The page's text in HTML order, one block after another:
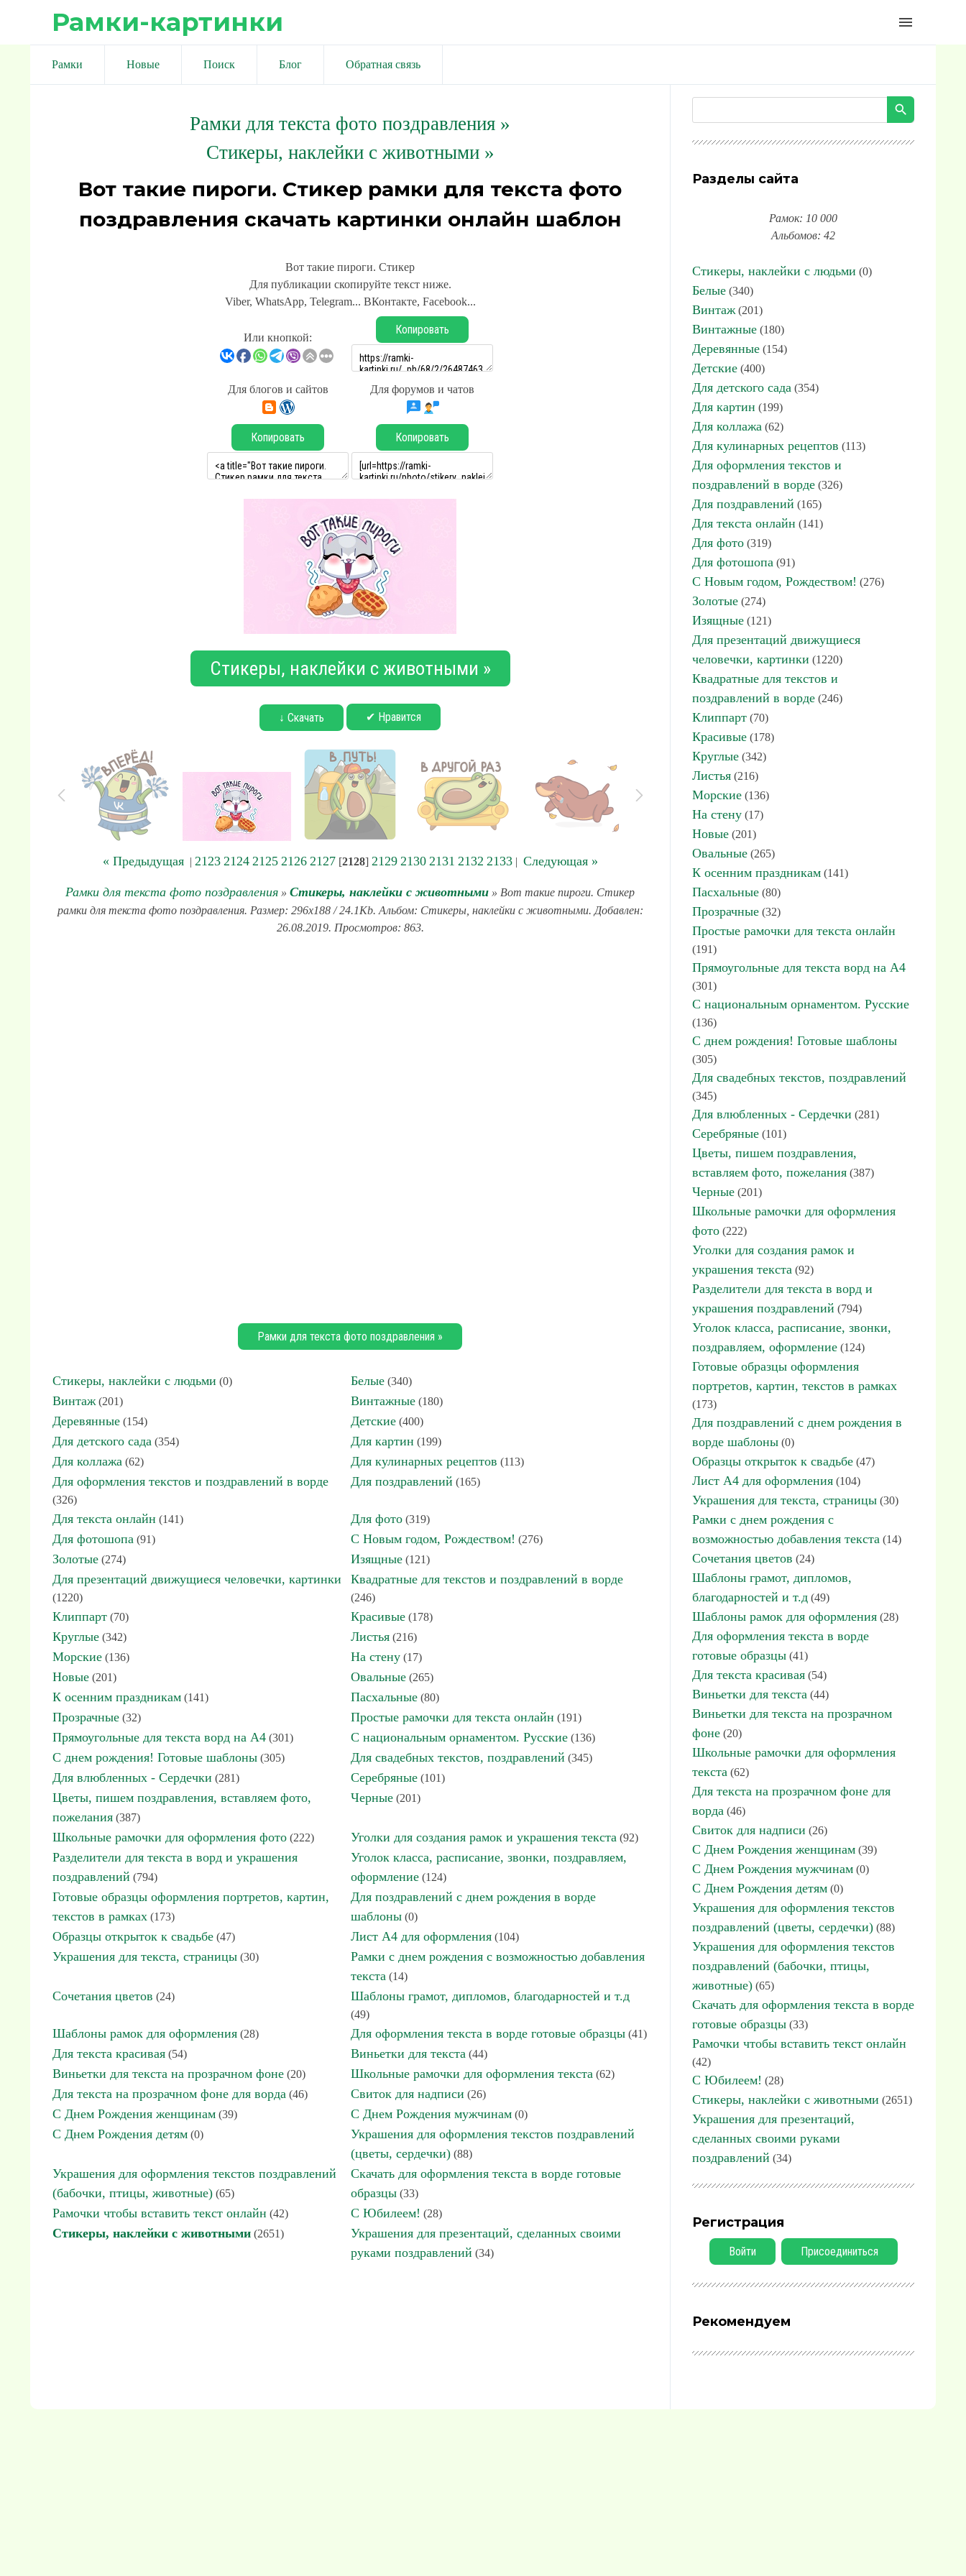
Рамки-картинки menu
Рамки Новые Поиск Блог Обратная связь
Рамки для текста фото поздравления »
Стикеры, наклейки с животными »
Вот такие пироги. Стикер рамки для текста фото
поздравления скачать картинки онлайн шаблон
Вот такие пироги. Стикер
Для публикации скопируйте текст ниже.
Viber, WhatsApp, Telegram... ВКонтакте, Facebook...
Или кнопкой:
Копировать
Для блогов и сайтов Для форумов и чатов
Копировать Копировать
Стикеры, наклейки с животными »
↓ Скачать ✔ Нравится
« Предыдущая| 2123 2124 2125 2126 2127[2128] 2129 2130 2131 2132 2133| Следующая »
Рамки для текста фото поздравления » Стикеры, наклейки с животными » Вот такие пироги. Стикер
рамки для текста фото поздравления. Размер: 296x188 / 24.1Kb. Альбом: Стикеры, наклейки с животными. Добавлен:
26.08.2019. Просмотров: 863.
Рамки для текста фото поздравления »
Стикеры, наклейки с людьми (0) Белые (340)
Винтаж (201) Винтажные (180)
Деревянные (154) Детские (400)
Для детского сада (354) Для картин (199)
Для коллажа (62) Для кулинарных рецептов (113)
Для оформления текстов и поздравлений в ворде
(326)
Для поздравлений (165)
Для текста онлайн (141) Для фото (319)
Для фотошопа (91) С Новым годом, Рождеством! (276)
Золотые (274) Изящные (121)
Для презентаций движущиеся человечки, картинки
(1220)
Квадратные для текстов и поздравлений в ворде
(246)
Клиппарт (70) Красивые (178)
Круглые (342) Листья (216)
Морские (136) На стену (17)
Новые (201) Овальные (265)
К осенним праздникам (141) Пасхальные (80)
Прозрачные (32) Простые рамочки для текста онлайн (191)
Прямоугольные для текста ворд на А4 (301) С национальным орнаментом. Русские (136)
С днем рождения! Готовые шаблоны (305) Для свадебных текстов, поздравлений (345)
Для влюбленных - Сердечки (281) Серебряные (101)
Цветы, пишем поздравления, вставляем фото,
пожелания (387)
Черные (201)
Школьные рамочки для оформления фото (222) Уголки для создания рамок и украшения текста (92)
Разделители для текста в ворд и украшения
поздравлений (794)
Уголок класса, расписание, звонки, поздравляем,
оформление (124)
Готовые образцы оформления портретов, картин,
текстов в рамках (173)
Для поздравлений с днем рождения в ворде
шаблоны (0)
Образцы открыток к свадьбе (47) Лист А4 для оформления (104)
Украшения для текста, страницы (30)
Рамки с днем рождения с возможностью добавления
текста (14)
Сочетания цветов (24) Шаблоны грамот, дипломов, благодарностей и т.д
(49)
Шаблоны рамок для оформления (28) Для оформления текста в ворде готовые образцы (41)
Для текста красивая (54) Виньетки для текста (44)
Виньетки для текста на прозрачном фоне (20) Школьные рамочки для оформления текста (62)
Для текста на прозрачном фоне для ворда (46) Свиток для надписи (26)
С Днем Рождения женщинам (39) С Днем Рождения мужчинам (0)
С Днем Рождения детям (0)
Украшения для оформления текстов поздравлений
(цветы, сердечки) (88)
Украшения для оформления текстов поздравлений
(бабочки, птицы, животные) (65)
Скачать для оформления текста в ворде готовые
образцы (33)
Рамочки чтобы вставить текст онлайн (42) С Юбилеем! (28)
Стикеры, наклейки с животными (2651)
Украшения для презентаций, сделанных своими
руками поздравлений (34)
Разделы сайта
Рамок: 10 000
Альбомов: 42
Стикеры, наклейки с людьми (0)
Белые (340)
Винтаж (201)
Винтажные (180)
Деревянные (154)
Детские (400)
Для детского сада (354)
Для картин (199)
Для коллажа (62)
Для кулинарных рецептов (113)
Для оформления текстов и
поздравлений в ворде (326)
Для поздравлений (165)
Для текста онлайн (141)
Для фото (319)
Для фотошопа (91)
С Новым годом, Рождеством! (276)
Золотые (274)
Изящные (121)
Для презентаций движущиеся
человечки, картинки (1220)
Квадратные для текстов и
поздравлений в ворде (246)
Клиппарт (70)
Красивые (178)
Круглые (342)
Листья (216)
Морские (136)
На стену (17)
Новые (201)
Овальные (265)
К осенним праздникам (141)
Пасхальные (80)
Прозрачные (32)
Простые рамочки для текста онлайн
(191)
Прямоугольные для текста ворд на А4
(301)
С национальным орнаментом. Русские
(136)
С днем рождения! Готовые шаблоны
(305)
Для свадебных текстов, поздравлений
(345)
Для влюбленных - Сердечки (281)
Серебряные (101)
Цветы, пишем поздравления,
вставляем фото, пожелания (387)
Черные (201)
Школьные рамочки для оформления
фото (222)
Уголки для создания рамок и
украшения текста (92)
Разделители для текста в ворд и
украшения поздравлений (794)
Уголок класса, расписание, звонки,
поздравляем, оформление (124)
Готовые образцы оформления
портретов, картин, текстов в рамках
(173)
Для поздравлений с днем рождения в
ворде шаблоны (0)
Образцы открыток к свадьбе (47)
Лист А4 для оформления (104)
Украшения для текста, страницы (30)
Рамки с днем рождения с
возможностью добавления текста (14)
Сочетания цветов (24)
Шаблоны грамот, дипломов,
благодарностей и т.д (49)
Шаблоны рамок для оформления (28)
Для оформления текста в ворде
готовые образцы (41)
Для текста красивая (54)
Виньетки для текста (44)
Виньетки для текста на прозрачном
фоне (20)
Школьные рамочки для оформления
текста (62)
Для текста на прозрачном фоне для
ворда (46)
Свиток для надписи (26)
С Днем Рождения женщинам (39)
С Днем Рождения мужчинам (0)
С Днем Рождения детям (0)
Украшения для оформления текстов
поздравлений (цветы, сердечки) (88)
Украшения для оформления текстов
поздравлений (бабочки, птицы,
животные) (65)
Скачать для оформления текста в ворде
готовые образцы (33)
Рамочки чтобы вставить текст онлайн
(42)
С Юбилеем! (28)
Стикеры, наклейки с животными (2651)
Украшения для презентаций,
сделанных своими руками
поздравлений (34)
Регистрация
Войти Присоединиться
Рекомендуем